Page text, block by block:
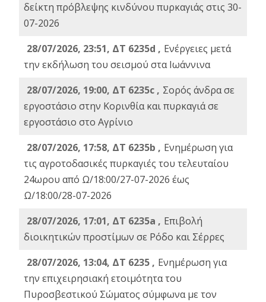
δείκτη πρόβλεψης κινδύνου πυρκαγιάς στις 30-
07-2026
28/07/2026, 23:51, ΔΤ 6235d , Ενέργειες μετά
την εκδήλωση του σεισμού στα Ιωάννινα
28/07/2026, 19:00, ΔΤ 6235c , Σορός άνδρα σε
εργοστάσιο στην Κορινθία και πυρκαγιά σε
εργοστάσιο στο Αγρίνιο
28/07/2026, 17:58, ΔΤ 6235b , Ενημέρωση για
τις αγροτοδασικές πυρκαγιές του τελευταίου
24ωρου από Ω/18:00/27-07-2026 έως
Ω/18:00/28-07-2026
28/07/2026, 17:01, ΔΤ 6235a , Eπιβολή
διοικητικών προστίμων σε Ρόδο και Σέρρες
28/07/2026, 13:04, ΔΤ 6235 , Ενημέρωση για
την επιχειρησιακή ετοιμότητα του
Πυροσβεστικού Σώματος σύμφωνα με τον